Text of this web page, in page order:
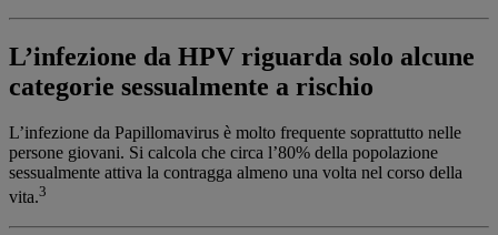
L’infezione da HPV riguarda solo alcune
categorie sessualmente a rischio
L’infezione da Papillomavirus è molto frequente soprattutto nelle
persone giovani. Si calcola che circa l’80% della popolazione
sessualmente attiva la contragga almeno una volta nel corso della
vita.3